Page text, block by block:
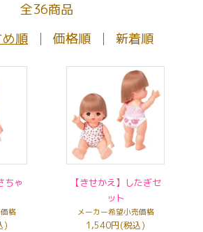
全36商品
順
価格順 新着順
ちゃ
格
)
【きせかえ】したぎセ
ット
メーカー希望小売価格
1,540円(税込)